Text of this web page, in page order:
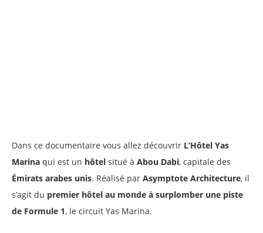
Dans ce documentaire vous allez découvrir L’Hôtel Yas
Marina qui est un hôtel situé à Abou Dabi, capitale des
Émirats arabes unis. Réalisé par Asymptote Architecture, il
s’agit du premier hôtel au monde à surplomber une piste
de Formule 1, le circuit Yas Marina.